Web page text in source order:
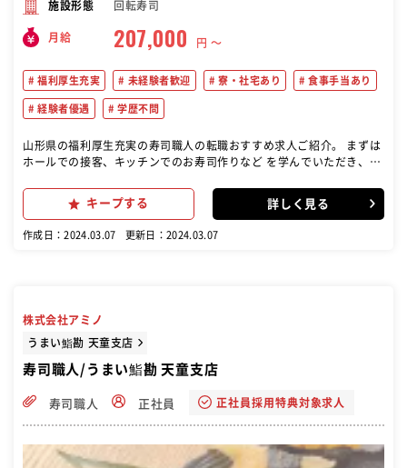
施設形態 回転寿司
月給 207,000 円 〜
福利厚生充実 未経験者歓迎 寮・社宅あり 食事手当あり
経験者優遇 学歴不問
山形県の福利厚生充実の寿司職人の転職おすすめ求人ご紹介。 まずは
ホールでの接客、キッチンでのお寿司作りなど を学んでいただき、慣
「お客様の笑顔」 のためにチーム一丸となって店舗運営に取り組んで
キープする 詳しく見る
作成日：2024.03.07 更新日：2024.03.07
株式会社アミノ
うまい鮨勘 天童支店
寿司職人/うまい鮨勘 天童支店
寿司職人 正社員 正社員採用特典対象求人